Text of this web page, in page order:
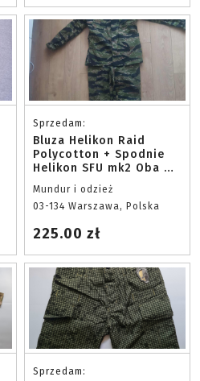
Sprzedam:
Bluza Helikon Raid
Polycotton + Spodnie
Helikon SFU mk2 Oba w
malowaniu TigerStripe
ROZMIAR M
Mundur i odzież
03-134 Warszawa, Polska
225.00 zł
Sprzedam: